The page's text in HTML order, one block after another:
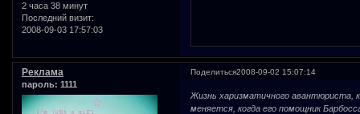
2 часа 38 минут
Последний визит:
2008-09-03 17:57:03
Поделиться2008-09-02 15:07:14
Реклама
пароль: 1111
Жизнь харизматичного авантюриста,
меняется, когда его помощник